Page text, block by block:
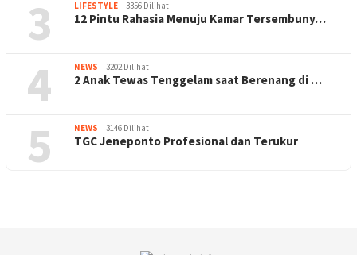
3 LIFESTYLE 3356 Dilihat
12 Pintu Rahasia Menuju Kamar Tersembuny…
4 NEWS 3202 Dilihat
2 Anak Tewas Tenggelam saat Berenang di …
5 NEWS 3146 Dilihat
TGC Jeneponto Profesional dan Terukur